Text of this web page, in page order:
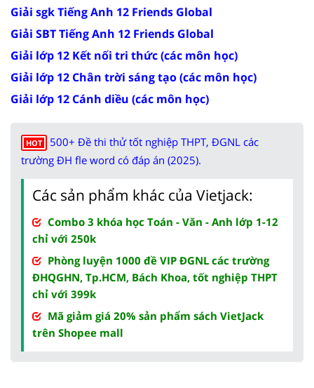
Giải sgk Tiếng Anh 12 Friends Global
Giải SBT Tiếng Anh 12 Friends Global
Giải lớp 12 Kết nối tri thức (các môn học)
Giải lớp 12 Chân trời sáng tạo (các môn học)
Giải lớp 12 Cánh diều (các môn học)
HOT
500+ Đề thi thử tốt nghiệp THPT, ĐGNL các
trường ĐH fle word có đáp án (2025).
Các sản phẩm khác của Vietjack:
Combo 3 khóa học Toán - Văn - Anh lớp 1-12
chỉ với 250k
Phòng luyện 1000 đề VIP ĐGNL các trường
ĐHQGHN, Tp.HCM, Bách Khoa, tốt nghiệp THPT
chỉ với 399k
Mã giảm giá 20% sản phẩm sách VietJack
trên Shopee mall